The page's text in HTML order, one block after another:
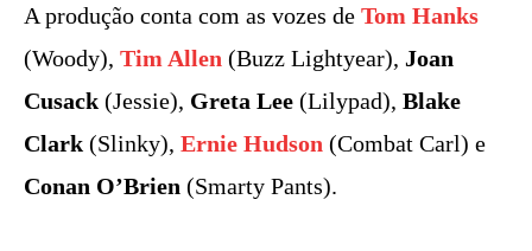
A produção conta com as vozes de Tom Hanks
(Woody), Tim Allen (Buzz Lightyear), Joan
Cusack (Jessie), Greta Lee (Lilypad), Blake
Clark (Slinky), Ernie Hudson (Combat Carl) e
Conan O’Brien (Smarty Pants).